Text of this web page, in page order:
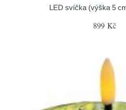
LED svíčka (výška 5
899 Kč